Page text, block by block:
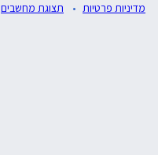
מדיניות פרטיות תצוגת מחשבים